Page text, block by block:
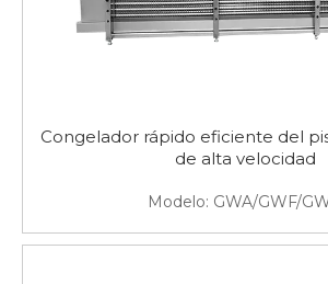
Congelador rápido eficiente del
de alta velocidad
Modelo: GWA/GWF/